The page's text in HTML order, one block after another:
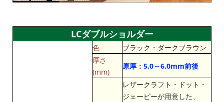
ー
LCダブルショルダー
色
ブラック・ダークブラウン
厚さ
(mm)
原厚：5.0～6.0mm前後
レザークラフト・ドット・
ジェーピーが用意した、